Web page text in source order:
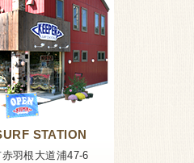
STATION
羽根大道浦47-6